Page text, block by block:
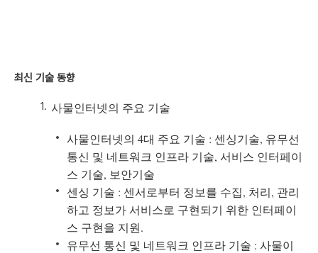
최신 기술 동향
사물인터넷의 주요 기술
사물인터넷의 4대 주요 기술 : 센싱기술, 유무선
통신 및 네트워크 인프라 기술, 서비스 인터페이
스 기술, 보안기술
센싱 기술 : 센서로부터 정보를 수집, 처리, 관리
하고 정보가 서비스로 구현되기 위한 인터페이
스 구현을 지원.
유무선 통신 및 네트워크 인프라 기술 : 사물이